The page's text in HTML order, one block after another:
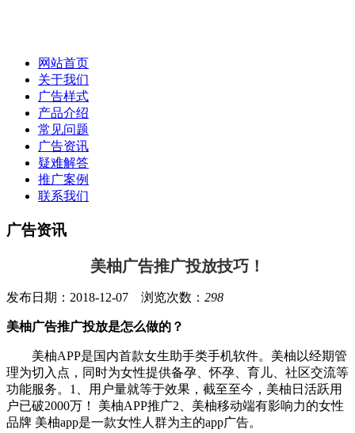
网站首页
关于我们
广告样式
产品介绍
常见问题
广告资讯
疑难解答
推广案例
联系我们
广告资讯
美柚广告推广投放技巧！
发布日期：2018-12-07 浏览次数： 298
美柚广告推广投放是怎么做的？
美柚APP是国内首款女生助手类手机软件。美柚以经期管
理为切入点，同时为女性提供备孕、怀孕、育儿、社区交流等
功能服务。1、用户量就等于效果，截至至今，美柚日活跃用
户已破2000万！ 美柚APP推广2、美柚移动端有影响力的女性
品牌 美柚app是一款女性人群为主的app广告。